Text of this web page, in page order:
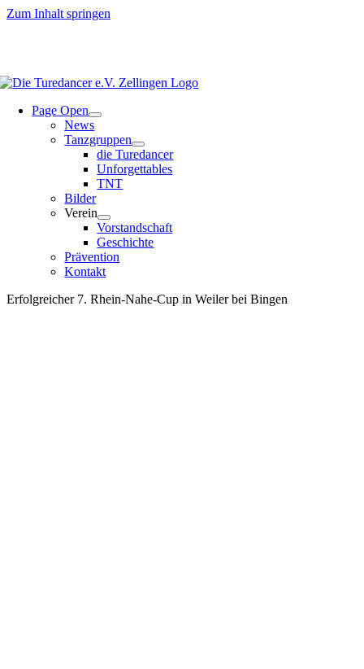
Zum Inhalt springen
Page Open
News
Tanzgruppen
die Turedancer
Unforgettables
TNT
Bilder
Verein
Vorstandschaft
Geschichte
Prävention
Kontakt
Erfolgreicher 7. Rhein-Nahe-Cup in Weiler bei Bingen